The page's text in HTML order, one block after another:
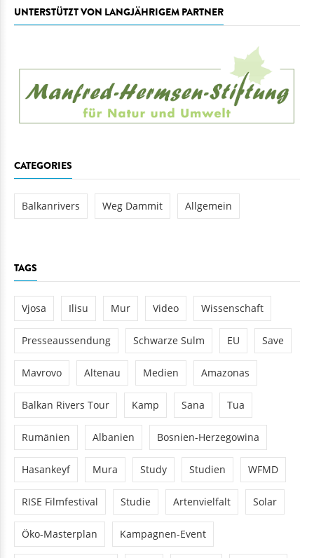
UNTERSTÜTZT VON LANGJÄHRIGEM PARTNER
CATEGORIES
Balkanrivers Weg Dammit Allgemein
TAGS
Vjosa Ilisu Mur Video Wissenschaft
Presseaussendung Schwarze Sulm EU Save
Mavrovo Altenau Medien Amazonas
Balkan Rivers Tour Kamp Sana Tua
Rumänien Albanien Bosnien-Herzegowina
Hasankeyf Mura Study Studien WFMD
RISE Filmfestival Studie Artenvielfalt Solar
Öko-Masterplan Kampagnen-Event